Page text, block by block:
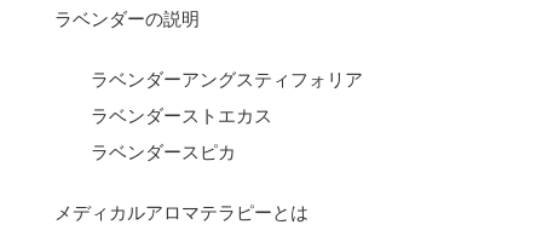
ラベンダーの説明
ラベンダーアングスティフォリア
ラベンダーストエカス
ラベンダースピカ
メディカルアロマテラピーとは